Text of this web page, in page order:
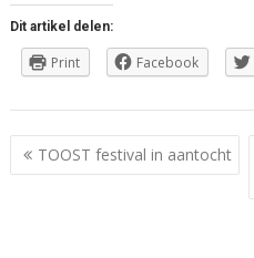
Dit artikel delen:
Print Facebook
Berichtnavigatie
TOOST festival in aantocht